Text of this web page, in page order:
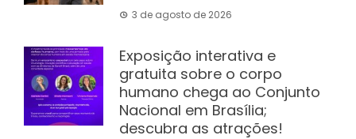
3 de agosto de 2026
Exposição interativa e
gratuita sobre o corpo
humano chega ao Conjunto
Nacional em Brasília;
descubra as atrações!